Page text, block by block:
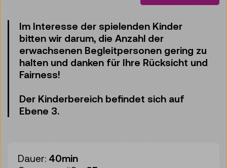
Im Interesse der spielenden Kinder
bitten wir darum, die Anzahl der
erwachsenen Begleitpersonen gering zu
halten und danken für Ihre Rücksicht und
Fairness!
Der Kinderbereich befindet sich auf
Ebene 3.
Dauer: 40min